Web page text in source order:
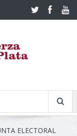
ELECTORAL